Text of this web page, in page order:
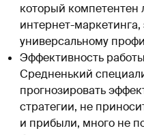
который компетентен
интернет-
универсальному профи
Эффективность
Средненький
прогнозировать
стратегии, не
и прибыли, много не